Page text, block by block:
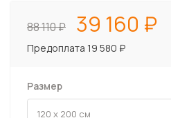
88 110 39 160
Предоплата 19 580 ₽
Размер